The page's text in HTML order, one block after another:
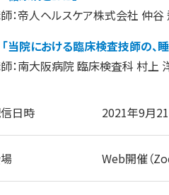
講師：帝人ヘルスケア株式会社 仲
2. 「当院における臨床検査技師の
講師：南大阪病院 臨床検査科 村上
配信日時 2021年9月
会場 Web開催（